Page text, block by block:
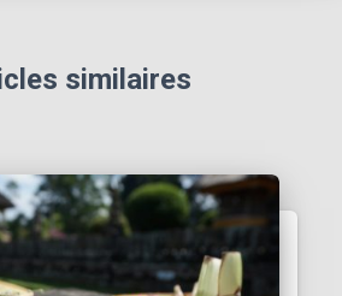
similaires